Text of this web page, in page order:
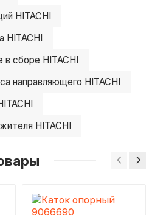
HITACHI
HITACHI
сборе HITACHI
направляющего HITACHI
HITACHI